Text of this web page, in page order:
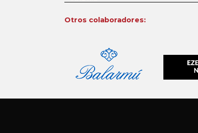
Otros colaboradores: